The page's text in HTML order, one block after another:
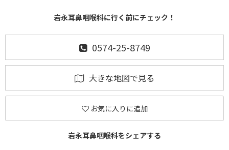
岩永耳鼻咽喉科に行く前にチェック！
0574-25-8749
大きな地図で見る
お気に入りに追加
岩永耳鼻咽喉科をシェアする